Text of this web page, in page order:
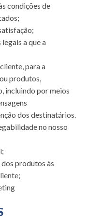
condições de
a que a
para a
produtos,
incluindo por meios
dos destinatários.
no nosso
produtos às